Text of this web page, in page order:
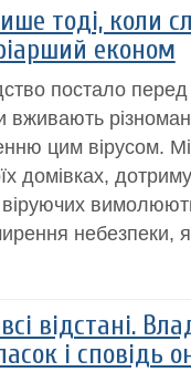
тоді, коли
економ
постало
цим вірусом.
домівках,
небезпеки,
відстані.
і сповідь